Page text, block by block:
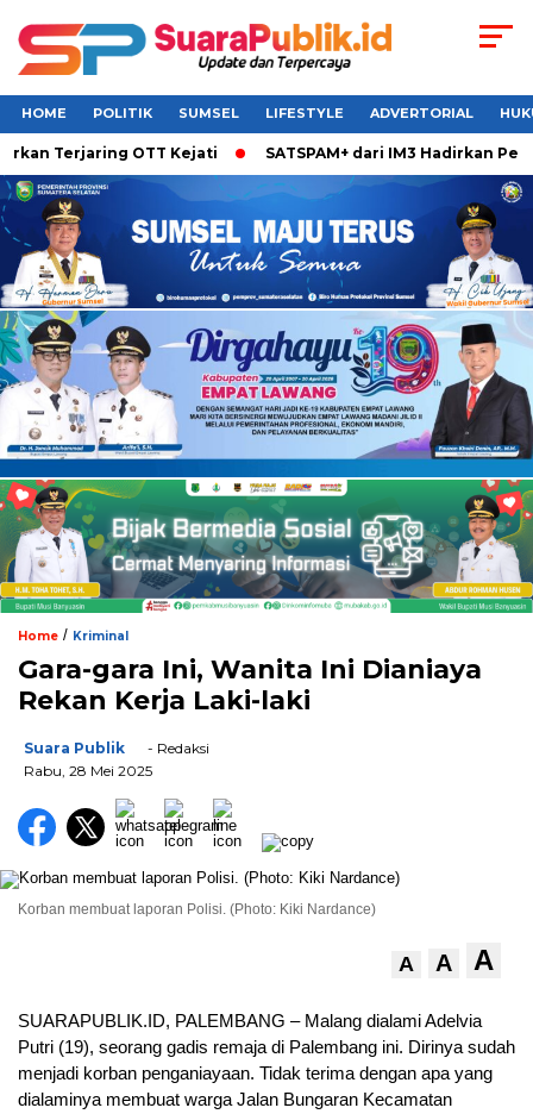
HOME POLITIK SUMSEL LIFESTYLE ADVERTORIAL
OTT Kejati SATSPAM+ dari IM3 Hadirkan
Home / Kriminal
Gara-gara Ini, Wanita Ini Dianiaya
Rekan Kerja Laki-laki
Suara Publik
- Redaksi
Rabu, 28 Mei 2025
Korban membuat laporan Polisi. (Photo: Kiki Nardance)
A A A
SUARAPUBLIK.ID, PALEMBANG – Malang dialami Adelvia
Putri (19), seorang gadis remaja di Palembang ini. Dirinya sudah
menjadi korban penganiayaan. Tidak terima dengan apa yang
dialaminya membuat warga Jalan Bungaran Kecamatan